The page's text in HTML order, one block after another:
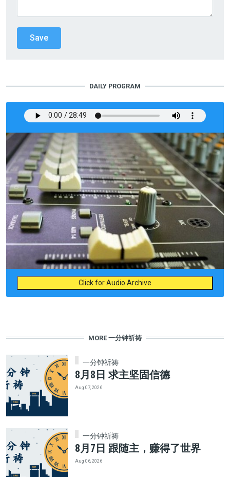
DAILY PROGRAM
Click for Audio Archive
MORE 一分钟祈祷
一分钟祈祷
8月8日 求主坚固信德
Aug 07, 2026
一分钟祈祷
8月7日 跟随主，赚得了世界
Aug 06, 2026